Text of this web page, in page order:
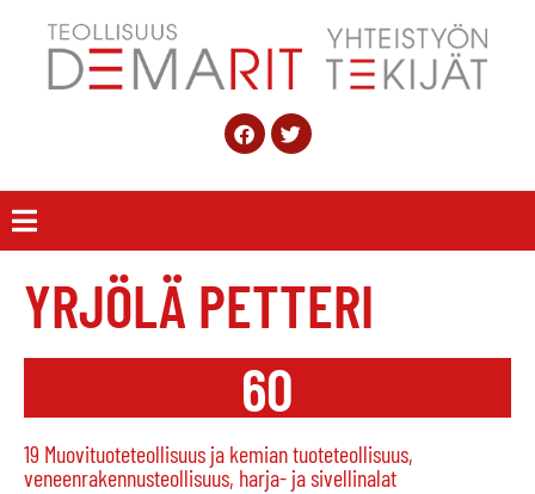
YRJÖLÄ PETTERI
60
19 Muovituoteteollisuus ja kemian tuoteteollisuus,
veneenrakennusteollisuus, harja- ja sivellinalat